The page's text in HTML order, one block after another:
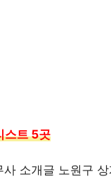
스트 5곳
소개글 노원구